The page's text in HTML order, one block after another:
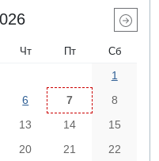
Чт Пт Сб
1
6 7
8
13 14
15
20 21
22